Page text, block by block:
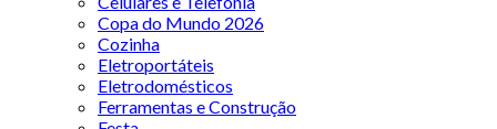
Copa do Mundo 2026
Cozinha
Eletroportáteis
Eletrodomésticos
Ferramentas e Construção